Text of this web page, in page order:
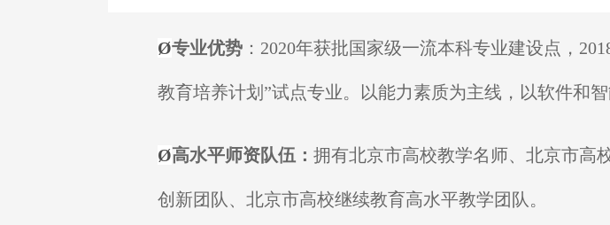
Ø专业优势 ：2020年获批国家级一流本科专业建设点，
教育培养计划”试点专业。以能力素质为主线，以软件和
Ø高水平师资队伍： 拥有北京市高校教学名师、北京市高
创新团队、北京市高校继续教育高水平教学团队。